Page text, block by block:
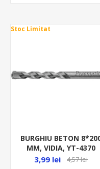
Stoc Limitat
BURGHIU BETON
MM, VIDIA, YT-4370
3,99 lei 4,57 lei